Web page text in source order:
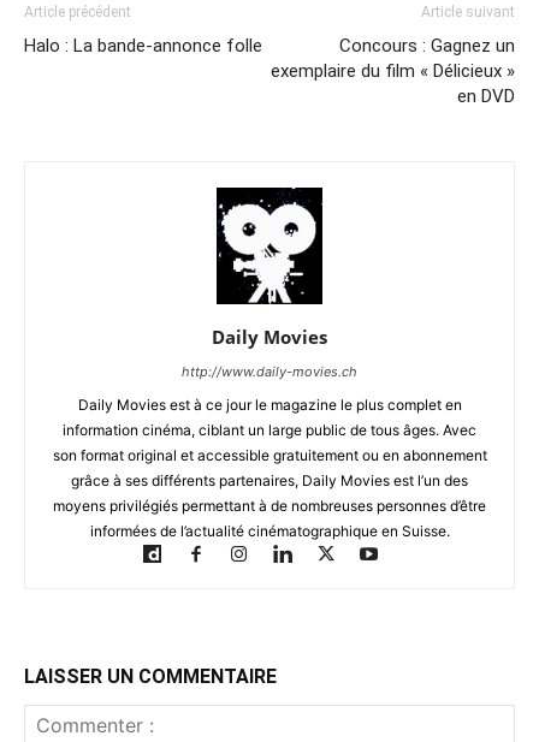
Article précédent
Halo : La bande-annonce folle
Article suivant
Concours : Gagnez un
exemplaire du film « Délicieux »
en DVD
Daily Movies
http://www.daily-movies.ch
Daily Movies est à ce jour le magazine le plus complet en
information cinéma, ciblant un large public de tous âges. Avec
son format original et accessible gratuitement ou en abonnement
grâce à ses différents partenaires, Daily Movies est l’un des
moyens privilégiés permettant à de nombreuses personnes d’être
informées de l’actualité cinématographique en Suisse.
LAISSER UN COMMENTAIRE